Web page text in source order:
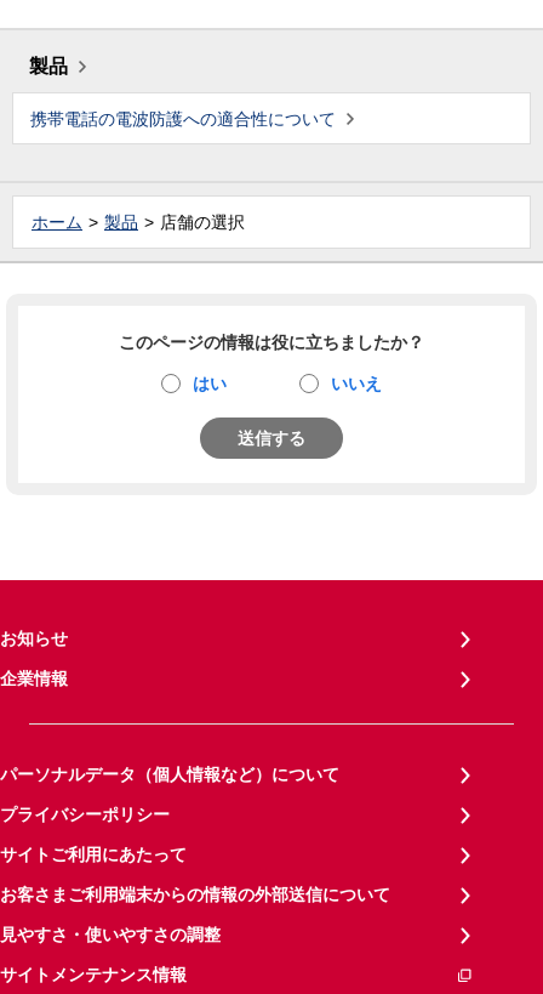
製品
携帯電話の電波防護への適合性について
ホーム 製品 店舗の選択
このページの情報は役に立ちましたか？
はい いいえ
送信する
お知らせ
企業情報
パーソナルデータ（個人情報など）について
プライバシーポリシー
サイトご利用にあたって
お客さまご利用端末からの情報の外部送信について
見やすさ・使いやすさの調整
サイトメンテナンス情報